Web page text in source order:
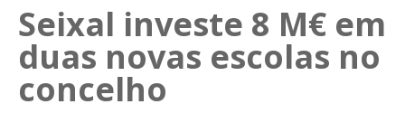
Seixal investe 8 M€ em
duas novas escolas no
concelho